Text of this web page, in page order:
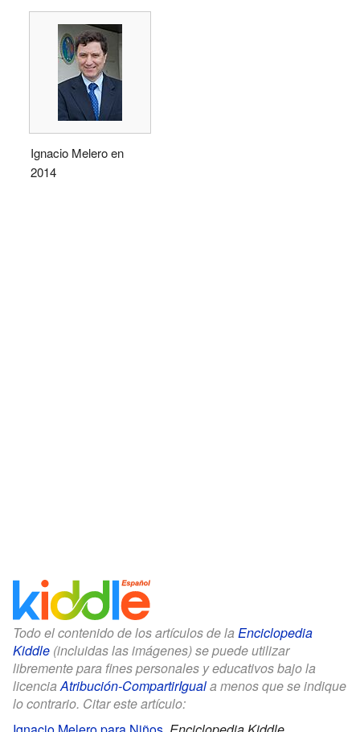
Ignacio Melero en
2014
Todo el contenido de los artículos de la Enciclopedia
Kiddle (incluidas las imágenes) se puede utilizar
libremente para fines personales y educativos bajo la
licenciaAtribución-CompartirIguala menos que se indique
lo contrario. Citar este artículo: